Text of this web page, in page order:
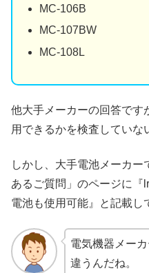
MC-106B
MC-107BW
MC-108L
他大手メーカーの回答です
用できるかを検査していな
しかし、大手電池メーカー
あるご質問」のページに『
電池も使用可能』と記載し
電気機器メー
違うんだね。